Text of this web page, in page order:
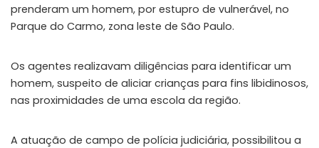
prenderam um homem, por estupro de vulnerável, no
Parque do Carmo, zona leste de São Paulo.
Os agentes realizavam diligências para identificar um
homem, suspeito de aliciar crianças para fins libidinosos,
nas proximidades de uma escola da região.
A atuação de campo de polícia judiciária, possibilitou a